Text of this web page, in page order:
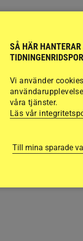
SÅ HÄR
Vi använder
våra tjänster.
Läs vår
Till mina sparade